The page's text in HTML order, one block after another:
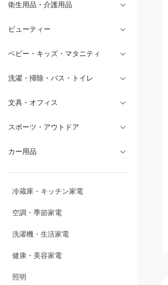
衛生用品・介護用品
ビューティー
ベビー・キッズ・マタニティ
洗濯・掃除・バス・トイレ
文具・オフィス
スポーツ・アウトドア
カー用品
冷蔵庫・キッチン家電
空調・季節家電
洗濯機・生活家電
健康・美容家電
照明